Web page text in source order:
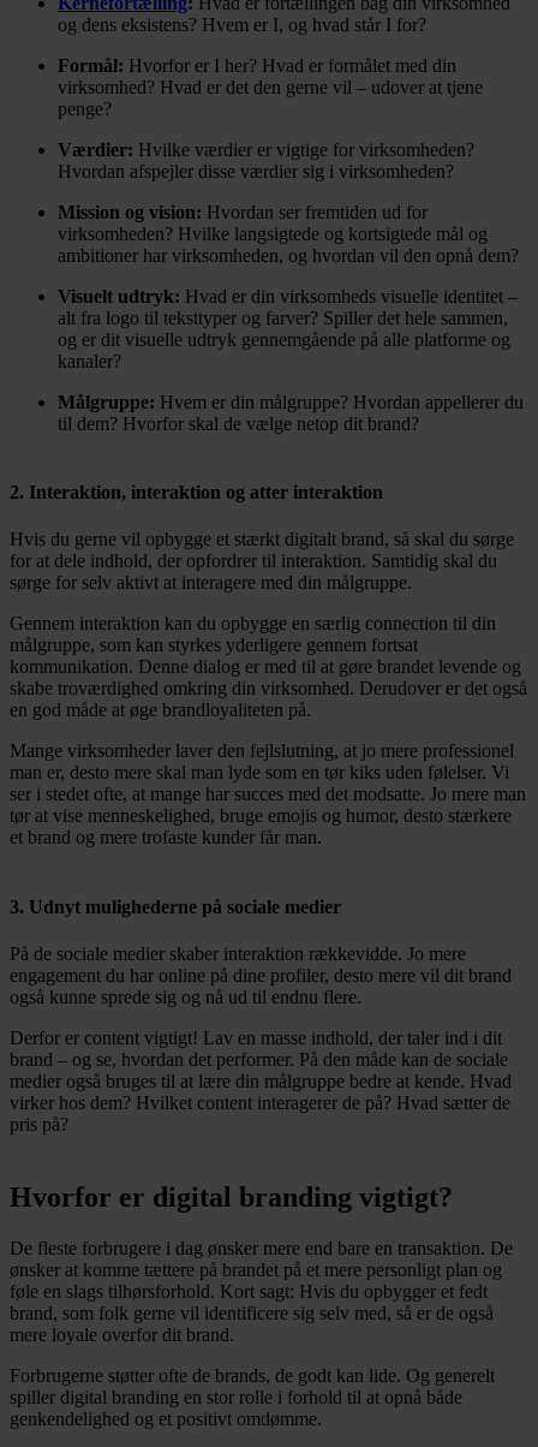
og dens eksistens? Hvem er I, og hvad står I for?
Formål: Hvorfor er I her? Hvad er formålet med din
virksomhed? Hvad er det den gerne vil – udover at tjene
penge?
Værdier: Hvilke værdier er vigtige for virksomheden?
Hvordan afspejler disse værdier sig i virksomheden?
Mission og vision: Hvordan ser fremtiden ud for
virksomheden? Hvilke langsigtede og kortsigtede mål og
ambitioner har virksomheden, og hvordan vil den opnå dem?
Visuelt udtryk: Hvad er din virksomheds visuelle identitet –
alt fra logo til teksttyper og farver? Spiller det hele sammen,
og er dit visuelle udtryk gennemgående på alle platforme og
kanaler?
Målgruppe: Hvem er din målgruppe? Hvordan appellerer du
til dem? Hvorfor skal de vælge netop dit brand?
2. Interaktion, interaktion og atter interaktion
Hvis du gerne vil opbygge et stærkt digitalt brand, så skal du sørge
for at dele indhold, der opfordrer til interaktion. Samtidig skal du
sørge for selv aktivt at interagere med din målgruppe.
Gennem interaktion kan du opbygge en særlig connection til din
målgruppe, som kan styrkes yderligere gennem fortsat
kommunikation. Denne dialog er med til at gøre brandet levende og
skabe troværdighed omkring din virksomhed. Derudover er det også
en god måde at øge brandloyaliteten på.
Mange virksomheder laver den fejlslutning, at jo mere professionel
man er, desto mere skal man lyde som en tør kiks uden følelser. Vi
ser i stedet ofte, at mange har succes med det modsatte. Jo mere man
tør at vise menneskelighed, bruge emojis og humor, desto stærkere
et brand og mere trofaste kunder får man.
3. Udnyt mulighederne på sociale medier
På de sociale medier skaber interaktion rækkevidde. Jo mere
engagement du har online på dine profiler, desto mere vil dit brand
også kunne sprede sig og nå ud til endnu flere.
Derfor er content vigtigt! Lav en masse indhold, der taler ind i dit
brand – og se, hvordan det performer. På den måde kan de sociale
medier også bruges til at lære din målgruppe bedre at kende. Hvad
virker hos dem? Hvilket content interagerer de på? Hvad sætter de
pris på?
Hvorfor er digital branding vigtigt?
De fleste forbrugere i dag ønsker mere end bare en transaktion. De
ønsker at komme tættere på brandet på et mere personligt plan og
føle en slags tilhørsforhold. Kort sagt: Hvis du opbygger et fedt
brand, som folk gerne vil identificere sig selv med, så er de også
mere loyale overfor dit brand.
Forbrugerne støtter ofte de brands, de godt kan lide. Og generelt
spiller digital branding en stor rolle i forhold til at opnå både
genkendelighed og et positivt omdømme.